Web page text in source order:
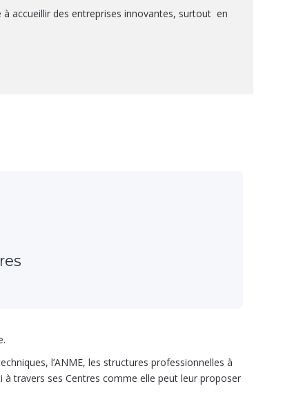
accueillir des entreprises innovantes, surtout en
l’ANME, les structures professionnelles à
à travers ses Centres comme elle peut leur proposer